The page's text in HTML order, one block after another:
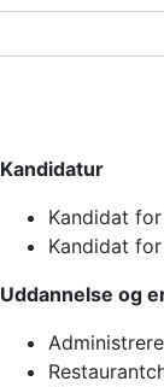
Kandidatur
Kandidat
Kandidat
Uddannelse og